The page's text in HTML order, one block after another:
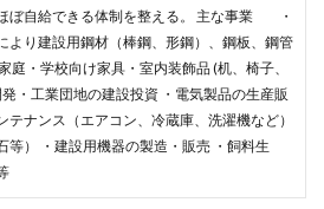
ぼ自給できる体制を整える。 主な事業 ・
より建設用鋼材（棒鋼、形鋼）、鋼板、鋼管
庭・学校向け家具・室内装飾品 (机、椅子、
・工業団地の建設投資 ・電気製品の生産販
ナンス（エアコン、冷蔵庫、洗濯機など）
等） ・建設用機器の製造・販売 ・飼料生